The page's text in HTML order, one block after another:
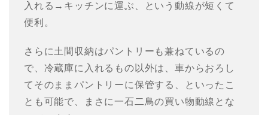
入れる→キッチンに運ぶ、という動線が短くて
便利。
さらに土間収納はパントリーも兼ねているの
で、冷蔵庫に入れるもの以外は、車からおろし
てそのままパントリーに保管する、といったこ
とも可能で、まさに一石二鳥の買い物動線とな